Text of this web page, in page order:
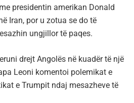
presidentin amerikan Donald
Iran, por u zotua se do të
ungjillor të paqes.
drejt Angolës në kuadër të një
Leoni komentoi polemikat e
e Trumpit ndaj mesazheve të